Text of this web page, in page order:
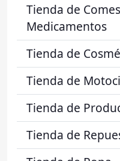
Tienda de
Medicamentos
Tienda de
Tienda de
Tienda de
Tienda de